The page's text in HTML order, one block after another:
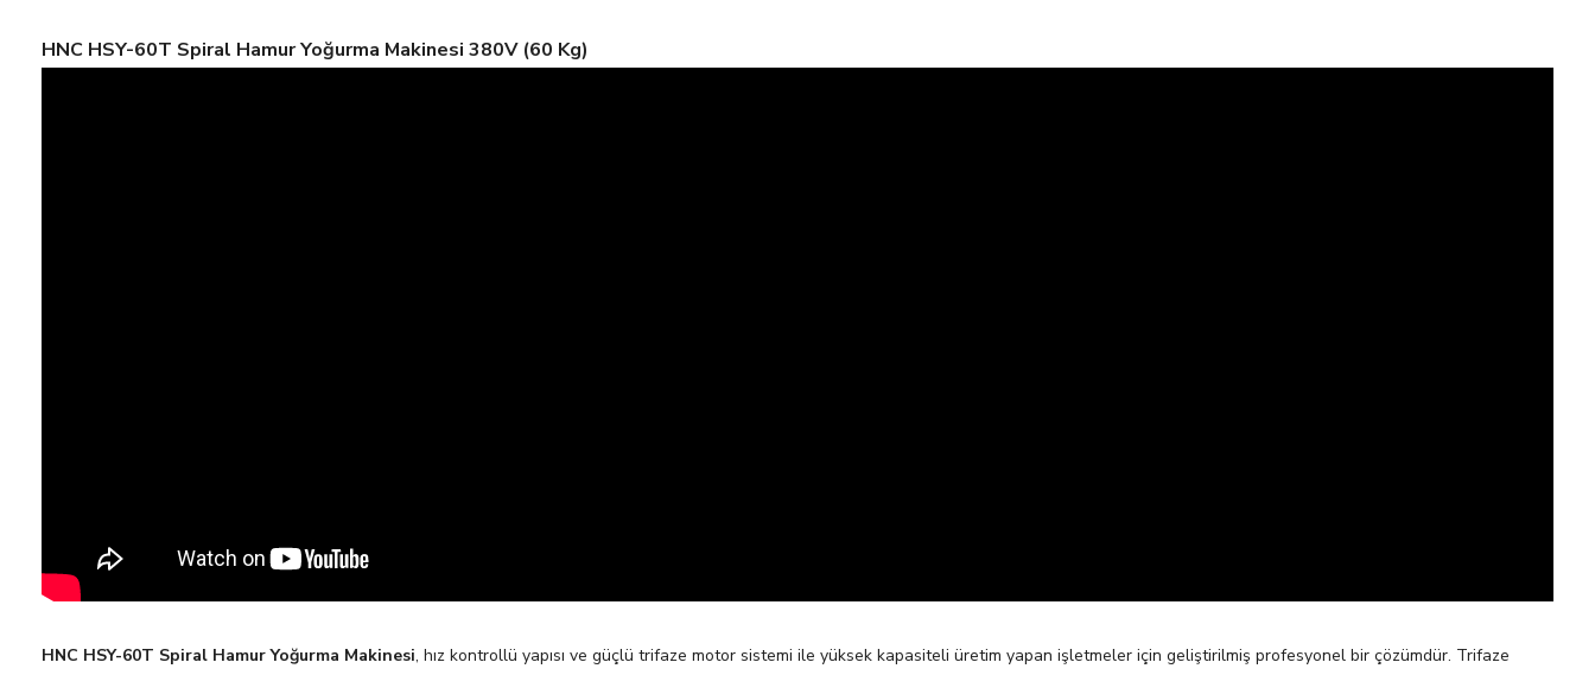
HNC HSY-60T Spiral Hamur Yoğurma Makinesi 380V (60 Kg)
HNC HSY-60T Spiral Hamur Yoğurma Makinesi, hız kontrollü yapısı ve güçlü trifaze motor sistemi ile yüksek kapasiteli üretim yapan işletmeler için geliştirilmiş profesyonel bir çözümdür. Trifaze